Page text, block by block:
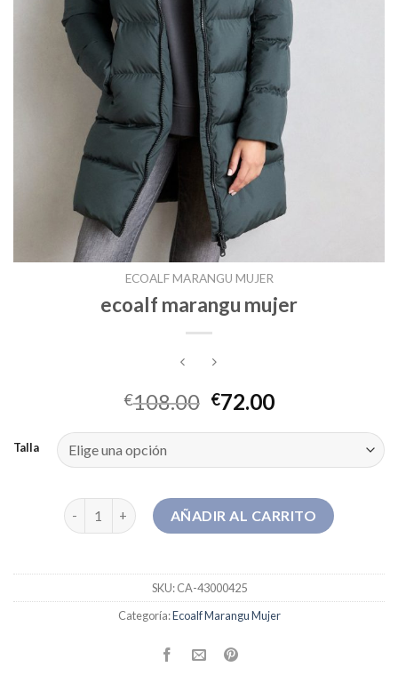
ECOALF MARANGU MUJER
ecoalf marangu mujer
€108.00 €72.00
Talla
ecoalf marangu mujer cantidadAÑADIR AL CARRITO
SKU:CA-43000425
Categoría:Ecoalf Marangu Mujer